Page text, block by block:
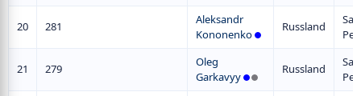
20 281
Aleksandr
Kononenko
Russland
21 279
Oleg
Garkavyy
Russland